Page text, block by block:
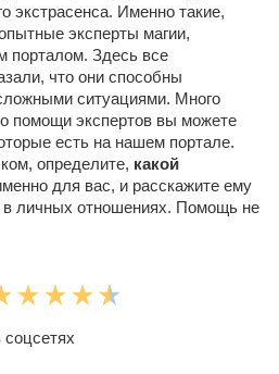
экстрасенса. Именно такие,
эксперты магии,
порталом. Здесь все
что они способны
ситуациями. Много
помощи экспертов вы можете
есть на нашем портале.
определите, какой
для вас, и расскажите ему
в личных отношениях. Помощь не
соцсетях